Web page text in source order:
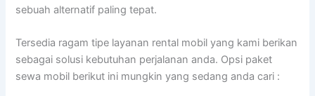
sebuah alternatif paling tepat.
Tersedia ragam tipe layanan rental mobil yang kami berikan
sebagai solusi kebutuhan perjalanan anda. Opsi paket
sewa mobil berikut ini mungkin yang sedang anda cari :